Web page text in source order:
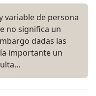
variable de persona
no significa un
dadas las
importante un